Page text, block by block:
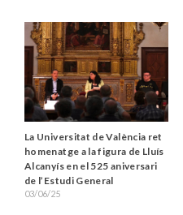
La Universitat de València ret
homenatge a la figura de Lluís
Alcanyís en el 525 aniversari
de l’Estudi General
03/06/25